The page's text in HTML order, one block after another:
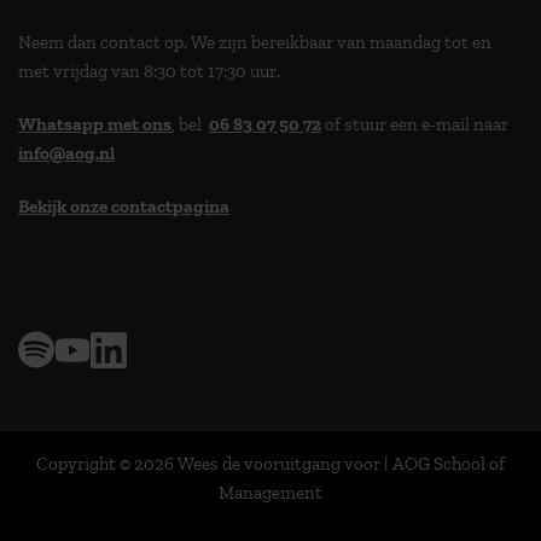
Neem dan contact op. We zijn bereikbaar van maandag tot en
met vrijdag van 8:30 tot 17:30 uur.
Whatsapp met ons, bel 06 83 07 50 72 of stuur een e-mail naar
info@aog.nl
Bekijk onze contactpagina
Copyright © 2026 Wees de vooruitgang voor | AOG School of
Management